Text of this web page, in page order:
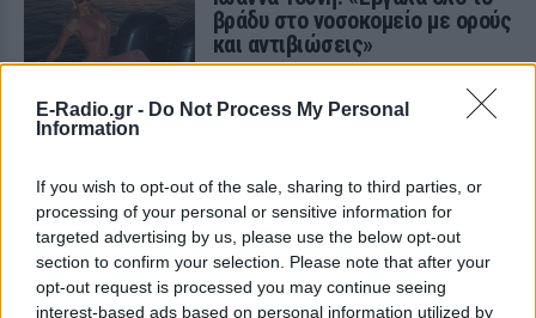
E-Radio.gr - Do Not Process My Personal
Information
If you wish to opt-out of the sale, sharing to third parties, or
processing of your personal or sensitive information for
targeted advertising by us, please use the below opt-out
section to confirm your selection. Please note that after your
opt-out request is processed you may continue seeing
interest-based ads based on personal information utilized by
βράδυ στο νοσοκομείο με ορούς
και αντιβιώσεις»
Η επιχειρηματίας έπαθε τροφική
δηλητηρίαση και μοιράστηκε με τους
Ατύχημα για τον Ιβάν Σβιτάιλο
στην Κέρκυρα: «Θα σηκωθώ πιο
δυνατός»
ΧΤΕΣ